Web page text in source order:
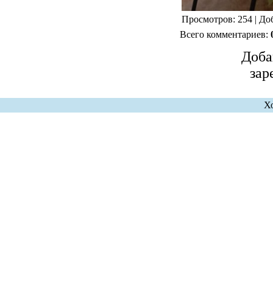
Просмотров: 254 |
Всего комментариев: